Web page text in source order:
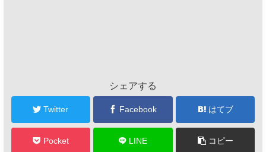
シェアする
Twitter Facebook はてブ
Pocket LINE コピー